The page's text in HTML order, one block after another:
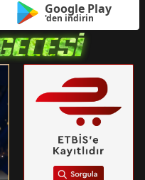
Google Play
'den indirin